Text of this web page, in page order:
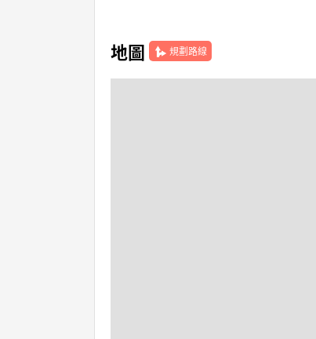
地圖 規劃路線